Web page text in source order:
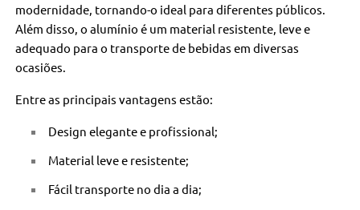
modernidade, tornando-o ideal para diferentes públicos.
Além disso, o alumínio é um material resistente, leve e
adequado para o transporte de bebidas em diversas
ocasiões.
Entre as principais vantagens estão:
Design elegante e profissional;
Material leve e resistente;
Fácil transporte no dia a dia;